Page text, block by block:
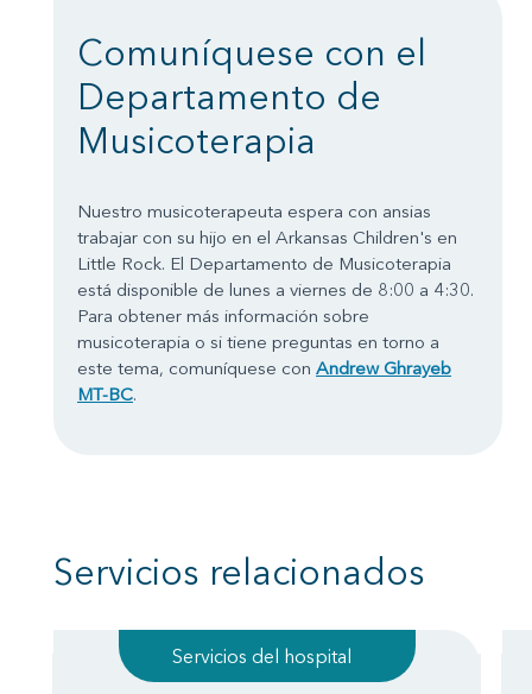
Comuníquese con el
Departamento de
Musicoterapia
Nuestro musicoterapeuta espera con ansias
trabajar con su hijo en el Arkansas Children's en
Little Rock. El Departamento de Musicoterapia
está disponible de lunes a viernes de 8:00 a 4:30.
Para obtener más información sobre
musicoterapia o si tiene preguntas en torno a
este tema, comuníquese con Andrew Ghrayeb
MT-BC.
Servicios relacionados
Servicios del hospital